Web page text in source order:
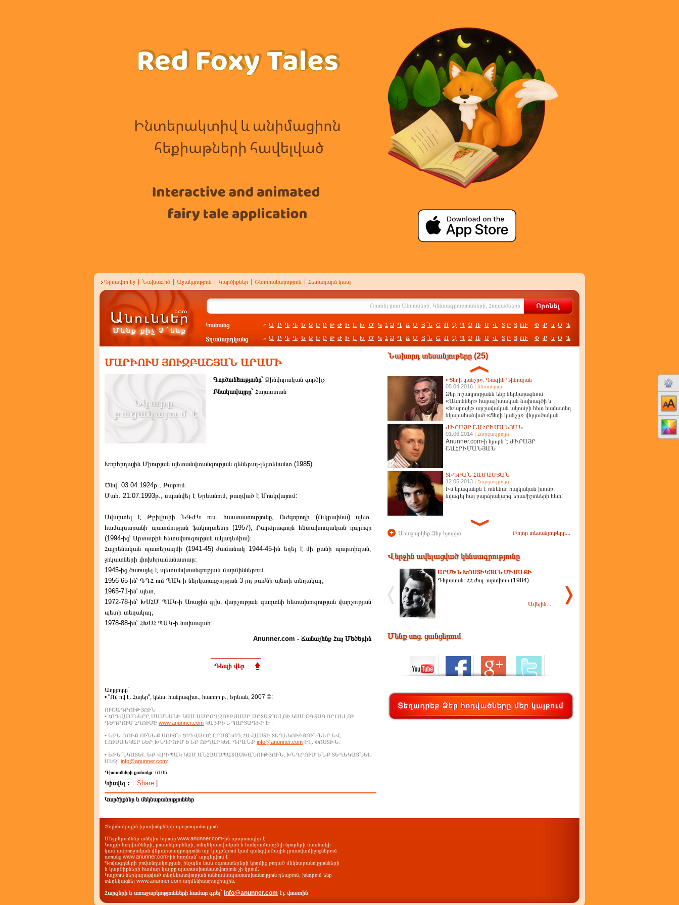
Գլխավոր էջ Նախագիծ Աջակցություն Կարծիքներ Շնորհակալություն Հետադարձ կապ
Կանանց » Ա Բ Գ Դ Ե Զ Է Ը Թ Ժ Ի Լ Խ Ծ Կ Հ Ձ Ղ Ճ Մ Յ Ն Շ Ո Չ Պ Ջ Ռ Ս Վ Տ Ր Ց ՈՒ Փ Ք և Օ Ֆ
Տղամարդկանց » Ա Բ Գ Դ Ե Զ Է Ը Թ Ժ Ի Լ Խ Ծ Կ Հ Ձ Ղ Ճ Մ Յ Ն Շ Ո Չ Պ Ջ Ռ Ս Վ Տ Ր Ց ՈՒ Փ Ք և Օ Ֆ
ՄԱՐԻՈՒՍ ՅՈՒԶԲԱՇՅԱՆ ԱՐԱՄԻ
Գործունեությունը` Զինվորական գործիչ
Բնակավայրը` Հայաստան
Խորհրդային Միության պետանվտանգության գեներալ-լեյտենանտ (1985):
Ծնվ. 03.04.1924թ., Բաթում:
Մահ. 21.07.1993թ., սպանվել է Երևանում, թաղված է Մոսկվայում:
Ավարտել է Թբիլիսիի ՆԳԺԿ ուս. հաստատությունը, Ուժգորոդի (Ուկրաինա) պետ.
համալսարանի պատմության ֆակուլտետը (1957), Բարձրագույն հետախուզական դպրոցը
(1994-ից՝ Արտաքին հետախուզության ակադեմիա):
Հայրենական պատերազմի (1941-45) ժամանակ 1944-45-ին եղել է մի քանի պարտիզան,
ջոկատների փոխհրամանատար:
1945-ից ծառայել է պետանվտանգությաև մարմիններում.
1956-65-ին՝ ԳԴՀ-ում ՊԱԿ-ի ներկայացչոլթյան 3-րդ բաժնի պետի տեղակալ,
1965-71-ին՝ պետ,
1972-78-ին՝ ԽՍՀՄ ՊԱԿ-ի Առաջին գլխ. վարչության գաղտնի հետախուզության վարչության
պետի տեղակալ,
1978-88-ին՝ ՀԽՍՀ ՊԱԿ-ի նախագահ:
Anunner.com - Ճանաչենք Հայ Մեծերին
Դեպի վեր
Աղբյուրը`
• "Ով ով է. Հայեր", կենս. հանրագիտ., հատոր բ., Երևան, 2007 ©:
ՈՒՇԱԴՐՈՒԹՅՈՒՆ
• ՀՈԴՎԱԾՆԵՐԸ ՄԱՍՆԱԿԻ ԿԱՄ ԱՄԲՈՂՋՈՒԹՅԱՄԲ ԱՐՏԱՏՊԵԼՈՒ ԿԱՄ ՕԳՏԱԳՈՐԾԵԼՈՒ
ԴԵՊՔՈՒՄ ՀՂՈՒՄԸ www.anunner.com ԿԱՅՔԻՆ ՊԱՐՏԱԴԻՐ Է :
• ԵԹԵ ԴՈՒՔ ՈՒՆԵՔ ՍՈՒՅՆ ՀՈԴՎԱԾԸ ԼՐԱՑՆՈՂ ՀԱՎԱՍՏԻ ՏԵՂԵԿՈՒԹՅՈՒՆՆԵՐ ԵՎ
ԼՈՒՍԱՆԿԱՐՆԵՐ,ԽՆԴՐՈՒՄ ԵՆՔ ՈՒՂԱՐԿԵԼ ԴՐԱՆՔ info@anunner.com ԷԼ. ՓՈՍՏԻՆ:
• ԵԹԵ ՆԿԱՏԵԼ ԵՔ ՎՐԻՊԱԿ ԿԱՄ ԱՆՀԱՄԱՊԱՏԱՍԽԱՆՈՒԹՅՈՒՆ, ԽՆԴՐՈՒՄ ԵՆՔ ՏԵՂԵԿԱՑՆԵԼ
ՄԵԶ` info@anunner.com:
Դիտումների քանակը: 6105
Կիսվել : Share
Կարծիքներ և մեկնաբանություններ
Նախորդ տեսանյութերը (25)
«Ցեղի կանչը». Գագիկ Գինոսյան
05.04.2016 | Տեսանյութ
Ձեր ուշադրությանն ենք ներկայացնում
«Անուններ» հայագիտական նախագծի և
«Խարույկ» արշավական ակումբի հետ համատեղ
նկարահանված «Ցեղի կանչը» վերլուծական
ԺԻՐԱՅՐ ՇԱՀՐԻՄԱՆՅԱՆ
01.06.2014 | Հարցազրույց
Anunner.com-ի հյուրն է ԺԻՐԱՅՐ
ՇԱՀՐԻՄԱՆՅԱՆ
ՏԻԳՐԱՆ ՀԱՄԱՍՅԱՆ
12.05.2013 | Հարցազրույց
Իմ երազանքն է ունենալ հայկական խումբ,
նվագել հայ բարձրակարգ երաժիշտների հետ:
+ Առաջարկեք Ձեր հյուրին Բոլոր տեսանյութերը...
Վերջին ավելացված կենսագրությունը
ԱՐՄԵՆ ԽՈՍՏԻԿՅԱՆ ՄԻՍԱՔԻ
Դերասան: ՀՀ ժող. արտիստ (1984):
Ավելին...
Մենք սոց. ցանցերում
Հեղինակային իրավունքների պաշտպանություն
Մեջբերումներ անելիս հղումը www.anunner.com-ին պարտադիր է:
Կայքի հոդվածների, լուսանկարների, տեղեկատվական և հանրամատչելի նյութերի մասնակի
կամ ամբողջական վերարտադրությունն այլ կայքերում կամ զանգվածային լրատվամիջոցներում
առանց www.anunner.com-ին հղղման՝ արգելվում է:
Գովազդների բովանդակության, ինչպես նաև օգտատերերի կողմից թողած մեկնաբանությունների
և կարծիքների համար կայքը պատասխանատվություն չի կրում:
Կայքում ներկայացված տեղեկատվության անհամապատասխանություն դեպքում, խնդրում ենք
տեղեկացնել www.anunner.com ադմենիստրացիային:
Հարցերի և առաջարկությունների համար գրել` info@anunner.com էլ. փոստին: